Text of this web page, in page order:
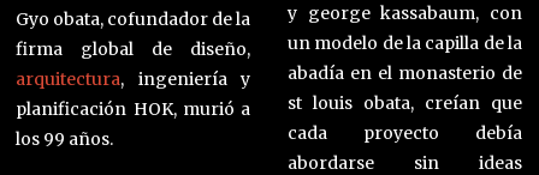
Gyo obata, cofundador de la
firma global de diseño,
arquitectura, ingeniería y
planificación HOK, murió a
los 99 años.
y george kassabaum, con
un modelo de la capilla de la
abadía en el monasterio de
st louis obata, creían que
cada proyecto debía
abordarse sin ideas